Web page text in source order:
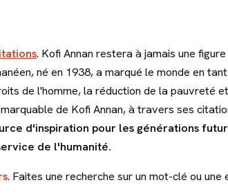
. Kofi Annan restera à jamais une
né en 1938, a marqué le monde en
de l'homme, la réduction de la pauvreté
de Kofi Annan, à travers ses
d'inspiration pour les générations
de l'humanité.
. Faites une recherche sur un mot-clé ou une